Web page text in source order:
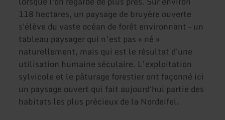
118 hectares, un paysage de bruyère ouverte
s'élève du vaste océan de forêt environnant – un
tableau paysager qui n’est pas « né »
naturellement, mais qui est le résultat d'une
utilisation humaine séculaire. L’exploitation
sylvicole et le pâturage forestier ont façonné ici
un paysage ouvert qui fait aujourd'hui partie des
habitats les plus précieux de la Nordeifel.